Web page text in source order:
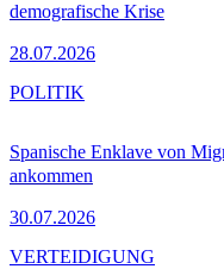
demografische Krise
28.07.2026
Spanische Enklave von
ankommen
30.07.2026
POLITIK
VERTEIDIGUNG